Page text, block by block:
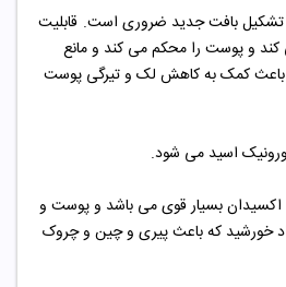
تشکیل بافت جدید ضروری است. قابلیت
و پوست را محکم می کند و مانع
باعث کمک به کاهش لک و تیرگی پوست
اسید می شود.
بسیار قوی می باشد و پوست و
خورشید که باعث پیری و چین و چروک